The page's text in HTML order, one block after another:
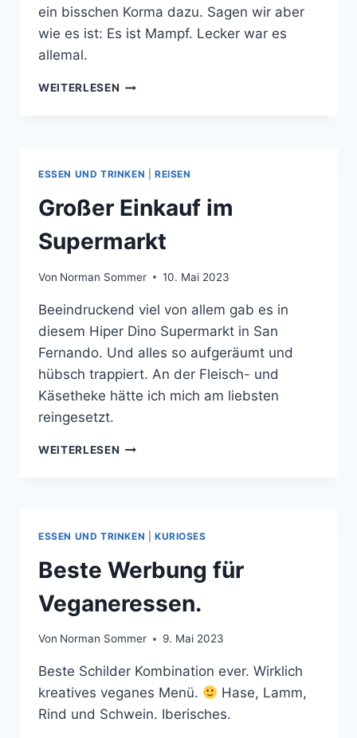
ein bisschen Korma dazu. Sagen wir aber
wie es ist: Es ist Mampf. Lecker war es
allemal.
WEITERLESEN ABENDESSEN
ESSEN UND TRINKEN REISEN
Großer Einkauf im
Supermarkt
Von Norman Sommer 10. Mai 2023
Beeindruckend viel von allem gab es in
diesem Hiper Dino Supermarkt in San
Fernando. Und alles so aufgeräumt und
hübsch trappiert. An der Fleisch- und
Käsetheke hätte ich mich am liebsten
reingesetzt.
WEITERLESEN GROSSER E
ESSEN UND TRINKEN KURIOSES
Beste Werbung für
Veganeressen.
Von Norman Sommer 9. Mai 2023
Beste Schilder Kombination ever. Wirklich
kreatives veganes Menü.
Hase, Lamm,
Rind und Schwein. Iberisches.